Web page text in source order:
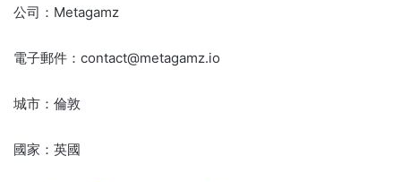
公司：Metagamz
電子郵件： contact@metagamz.io
城市：倫敦
國家：英國